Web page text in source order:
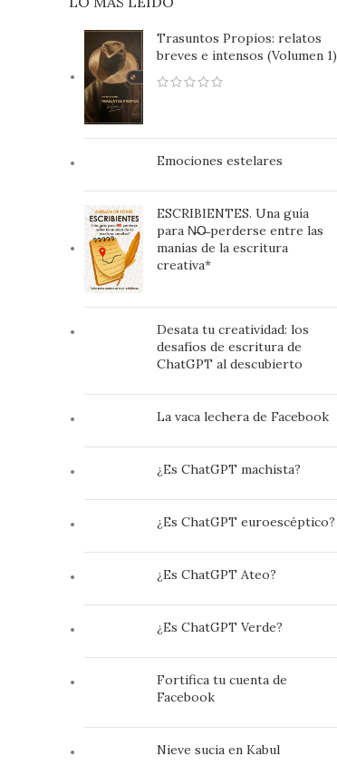
Trasuntos Propios: relatos
breves e intensos (Volumen 1)
Emociones estelares
ESCRIBIENTES. Una guía
para N̶O̶ perderse entre las
manías de la escritura
creativa*
Desata tu creatividad: los
desafíos de escritura de
ChatGPT al descubierto
La vaca lechera de Facebook
¿Es ChatGPT machista?
¿Es ChatGPT euroescéptico?
¿Es ChatGPT Ateo?
¿Es ChatGPT Verde?
Fortifica tu cuenta de
Facebook
Nieve sucia en Kabul